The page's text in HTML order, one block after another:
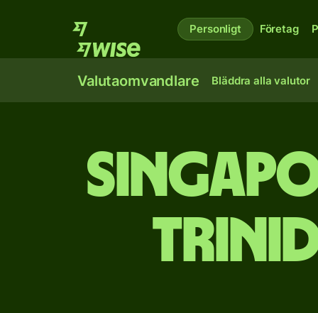
Personligt Företag
Valutaomvandlare Bläddra alla valutor